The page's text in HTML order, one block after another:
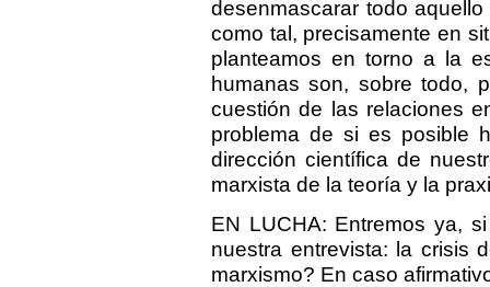
desenmascarar todo
como tal, precisamente en
planteamos en torno a la
humanas son, sobre todo,
cuestión de las relaciones
problema de si es posible
dirección científica de
marxista de la teoría y la
EN LUCHA: Entremos ya,
nuestra entrevista: la crisis
marxismo? En caso